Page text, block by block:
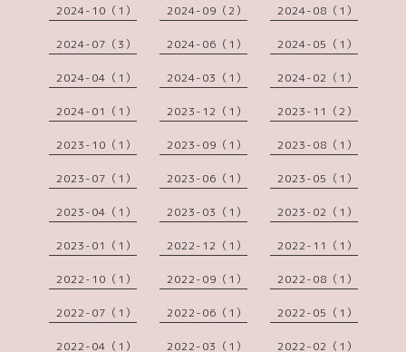
2024-10（1） 2024-09（2） 2024-08（1）
2024-07（3） 2024-06（1） 2024-05（1）
2024-04（1） 2024-03（1） 2024-02（1）
2024-01（1） 2023-12（1） 2023-11（2）
2023-10（1） 2023-09（1） 2023-08（1）
2023-07（1） 2023-06（1） 2023-05（1）
2023-04（1） 2023-03（1） 2023-02（1）
2023-01（1） 2022-12（1） 2022-11（1）
2022-10（1） 2022-09（1） 2022-08（1）
2022-07（1） 2022-06（1） 2022-05（1）
2022-04（1） 2022-03（1） 2022-02（1）